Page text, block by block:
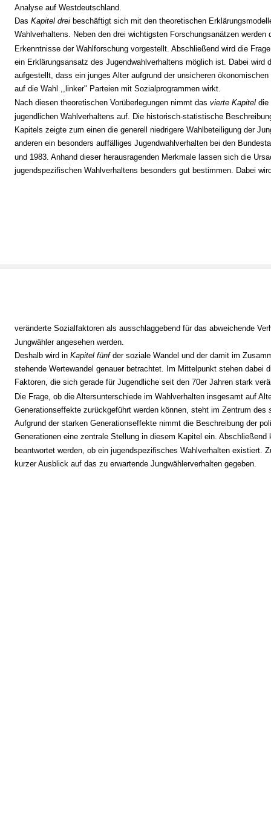
Analyse auf Westdeutschland.
Das Kapitel dreibeschäftigt sich mit den theoretischen
Wahlverhaltens. Neben den drei wichtigsten Forschungsanätzen werden
Erkenntnisse der Wahlforschung vorgestellt. Abschließend wird die
ein Erklärungsansatz des Jugendwahlverhaltens möglich ist. Dabei wird
aufgestellt, dass ein junges Alter aufgrund der unsicheren
auf die Wahl ,,linker" Parteien mit Sozialprogrammen wirkt.
Nach diesen theoretischen Vorüberlegungen nimmt das vierte Kapiteldie
jugendlichen Wahlverhaltens auf. Die historisch-statistische
Kapitels zeigte zum einen die generell niedrigere Wahlbeteiligung der
anderen ein besonders auffälliges Jugendwahlverhalten bei den
und 1983. Anhand dieser herausragenden Merkmale lassen sich die
jugendspezifischen Wahlverhaltens besonders gut bestimmen. Dabei
veränderte Sozialfaktoren als ausschlaggebend für das abweichende
Jungwähler angesehen werden.
Deshalb wird in Kapitel fünfder soziale Wandel und der damit im
stehende Wertewandel genauer betrachtet. Im Mittelpunkt stehen dabei
Faktoren, die sich gerade für Jugendliche seit den 70er Jahren stark
Die Frage, ob die Altersunterschiede im Wahlverhalten insgesamt auf
Generationseffekte zurückgeführt werden können, steht im Zentrum des
Aufgrund der starken Generationseffekte nimmt die Beschreibung der
Generationen eine zentrale Stellung in diesem Kapitel ein. Abschließend
beantwortet werden, ob ein jugendspezifisches Wahlverhalten existiert.
kurzer Ausblick auf das zu erwartende Jungwählerverhalten gegeben.